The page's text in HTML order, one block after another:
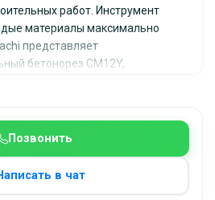
Позвонить
в чат
работ. Инструмент
материалы максимально
представляет
бетонорез CM12Y,
ходу 5000 об.мин. Габаритная
г. Волгоград